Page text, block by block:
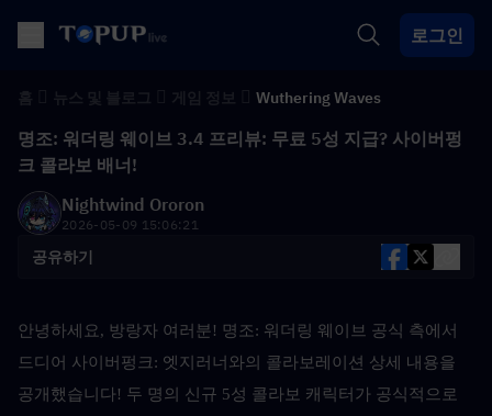
로그인
Wuthering Waves
명조: 워더링 웨이브 3.4 프리뷰: 무료 5성 지급? 사이버펑
크 콜라보 배너!
Nightwind Ororon
2026-05-09 15:06:21
공유하기
안녕하세요, 방랑자 여러분! 명조: 워더링 웨이브 공식 측에서
드디어 사이버펑크: 엣지러너와의 콜라보레이션 상세 내용을
공개했습니다! 두 명의 신규 5성 콜라보 캐릭터가 공식적으로